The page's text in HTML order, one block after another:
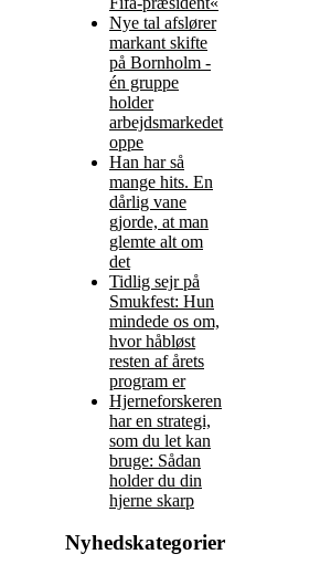
Nye tal afslører
markant skifte
på Bornholm -
én gruppe
holder
arbejdsmarkedet
oppe
Han har så
mange hits. En
dårlig vane
gjorde, at man
glemte alt om
det
Tidlig sejr på
Smukfest: Hun
mindede os om,
hvor håbløst
resten af årets
program er
Hjerneforskeren
har en strategi,
som du let kan
bruge: Sådan
holder du din
hjerne skarp
Nyhedskategorier